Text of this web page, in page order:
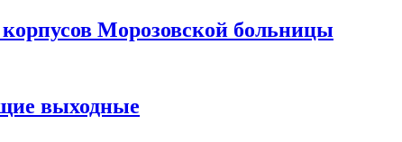
Морозовской больницы
выходные